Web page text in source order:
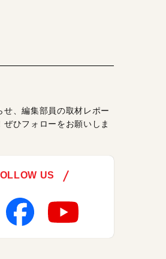
せ、編集部員の取材レポー
ぜひフォローをお願いしま
US